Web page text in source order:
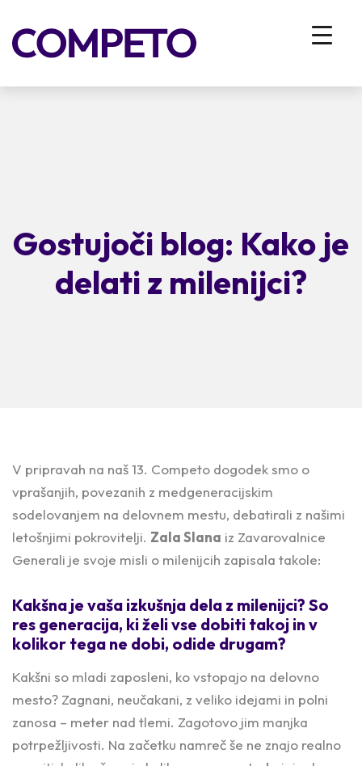
Gostujoči blog: Kako je
delati z milenijci?
V pripravah na naš 13. Competo dogodek smo o
vprašanjih, povezanih z medgeneracijskim
sodelovanjem na delovnem mestu, debatirali z našimi
letošnjimi pokrovitelji. Zala Slana iz Zavarovalnice
Generali je svoje misli o milenijcih zapisala takole:
Kakšna je vaša izkušnja dela z milenijci? So
res generacija, ki želi vse dobiti takoj in v
kolikor tega ne dobi, odide drugam?
Kakšni so mladi zaposleni, ko vstopajo na delovno
mesto? Zagnani, neučakani, z veliko idejami in polni
zanosa – meter nad tlemi. Zagotovo jim manjka
potrpežljivosti. Na začetku namreč še ne znajo realno